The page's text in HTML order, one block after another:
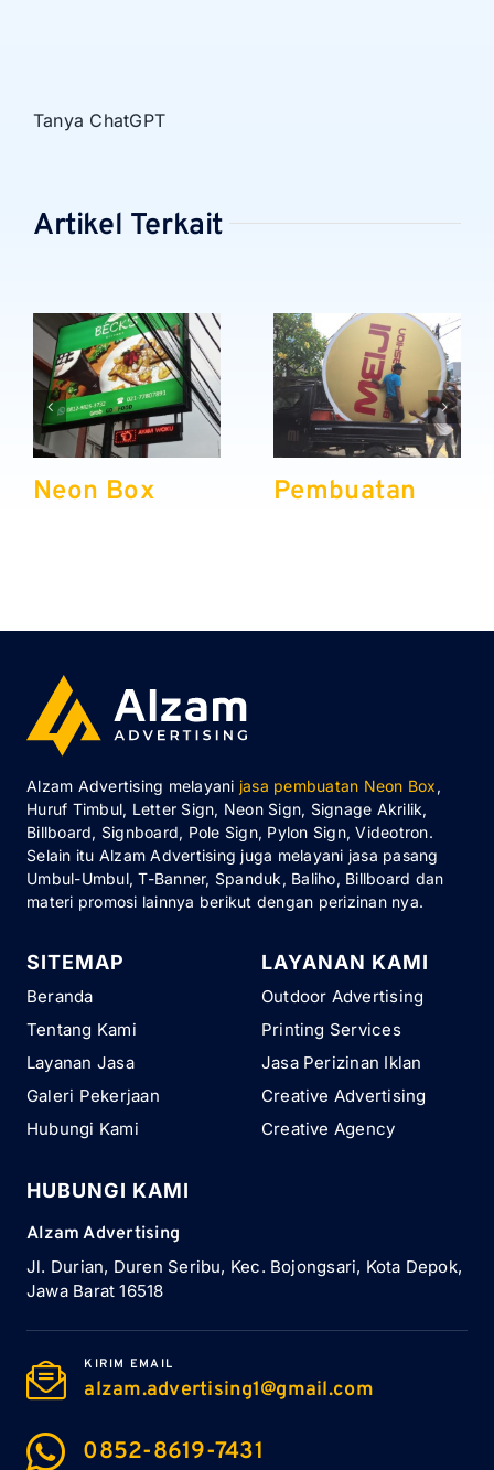
Tanya ChatGPT
Artikel Terkait
Neon Box
Pembuatan
Alzam Advertising melayani jasa pembuatan Neon Box,
Huruf Timbul, Letter Sign, Neon Sign, Signage Akrilik,
Billboard, Signboard, Pole Sign, Pylon Sign, Videotron.
Selain itu Alzam Advertising juga melayani jasa pasang
Umbul-Umbul, T-Banner, Spanduk, Baliho, Billboard dan
materi promosi lainnya berikut dengan perizinan nya.
SITEMAP
Beranda
Tentang Kami
Layanan Jasa
Galeri Pekerjaan
Hubungi Kami
LAYANAN KAMI
Outdoor Advertising
Printing Services
Jasa Perizinan Iklan
Creative Advertising
Creative Agency
HUBUNGI KAMI
Alzam Advertising
Jl. Durian, Duren Seribu, Kec. Bojongsari, Kota Depok,
Jawa Barat 16518
KIRIM EMAIL
alzam.advertising1@gmail.com
0852-8619-7431